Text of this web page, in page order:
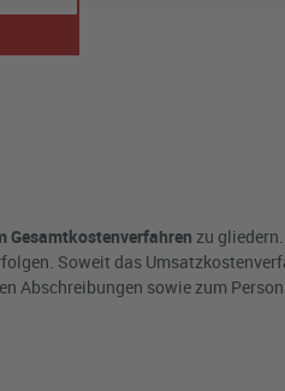
Gesamtkostenverfahren zu
Soweit das
Abschreibungen sowie zum